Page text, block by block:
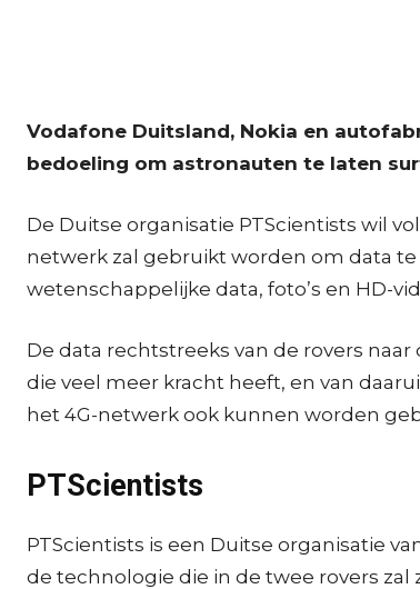
Vodafone Duitsland, Nokia en
bedoeling om astronauten te laten
De Duitse organisatie PTScientists wil
netwerk zal gebruikt worden om data
wetenschappelijke data, foto’s en HD-
De data rechtstreeks van de rovers
die veel meer kracht heeft, en van
het 4G-netwerk ook kunnen worden
PTScientists
PTScientists is een Duitse organisatie
de technologie die in de twee rovers